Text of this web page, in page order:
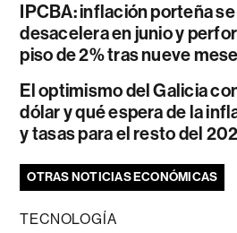
IPCBA: inflación porteña se
desacelera en junio y
piso de 2% tras nueve
El optimismo del Galicia
dólar y qué espera de la
y tasas para el resto del
OTRAS NOTICIAS ECONÓMICAS
TECNOLOGÍA